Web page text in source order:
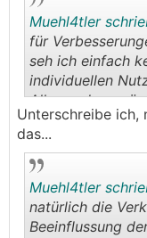
Muehl4tler
für
seh ich einfach
individuellen
Alles andere
Fortschritts
Verlangsamung
Unterschreibe ich,
das...
Muehl4tler
natürlich die
Beeinflussung